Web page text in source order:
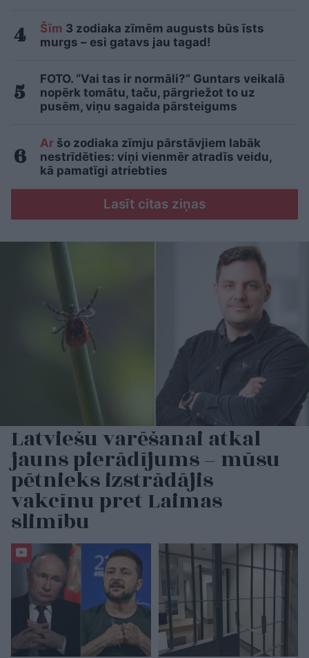
Šīm 3 zodiaka zīmēm augusts būs īsts
murgs – esi gatavs jau tagad!
FOTO. “Vai tas ir normāli?” Guntars veikalā
nopērk tomātu, taču, pārgriežot to uz
pusēm, viņu sagaida pārsteigums
Ar šo zodiaka zīmju pārstāvjiem labāk
nestrīdēties: viņi vienmēr atradīs veidu,
kā pamatīgi atriebties
Lasīt citas ziņas
Latviešu varēšanai atkal
jauns pierādījums – mūsu
pētnieks izstrādājis
vakcīnu pret Laimas
slimību